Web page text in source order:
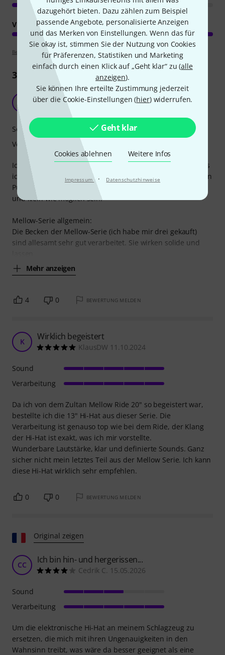
dazugehört bieten. Dazu zählen zum Beispiel
passende Angebote, personalisierte Anzeigen
und das Merken von Einstellungen. Wenn das für
Sie okay ist, stimmen Sie der Nutzung von Cookies
für Präferenzen, Statistiken und Marketing
einfach durch einen Klick auf „Geht klar“ zu (alle
anzeigen).
Sie können Ihre erteilte Zustimmung jederzeit
über die Cookie-Einstellungen (hier) widerrufen.
Geht klar
Cookies ablehnen Weitere Infos
Impressum · Datenschutzhinweise
VERARBEITUNG
Bewertungsrichtlinien
3Rezensionen
Perfektes Hi-Hat - wenn es leise sein soll…
Ich war auf der Suche nach Becken für ein kleines Set, dass
ich bei unseren kleinen Kneipen-Gigs spielen kann. Da es in
Pubs und Bars oft sehr eng ist, sollten die Becken so leise
und klein wie möglich sein.
Mellow-Serie allgemein:
Die Becken der Mellow-Serie (ich habe mir drei gekauft)
sind allesamt sehr gut verarbeitet. Sie wirken solide und
Mehr anzeigen
Sound
Verarbeitung
4 0 BEWERTUNG MELDEN
K Wirklich begeistert
KlausDW 11.10.2024
Da ich von dem Zultan Mellow Ride 20" so begeistert war,
bestellte ich die 13" Hi-Hat aus dieser Serie. Die
Verarbeitung ist genauso top wie bei dem Ride, der Klang
der Hi-Hat ist exakt, was ich mir vorstellte.
Wunderbare Lautstärke, klar und definierte Sounds. Ganz
sicher nicht mein letztes Teil aus der Mellow Serie. Ich kann
diese Hi-Hat wirklich sehr empfehlen.
Sound
Verarbeitung
0 0 BEWERTUNG MELDEN
Original zeigen
CC Ich bin hin- und hergerissen...
Cedrik C. 15.05.2026
Um die elektronische Hi-Hat an meinem Schlagzeug zu
ersetzen, die mich mit ihren Ungenauigkeiten in den
Wahnsinn treibt, was wäre da besser geeignet als eine
Sound
Verarbeitung